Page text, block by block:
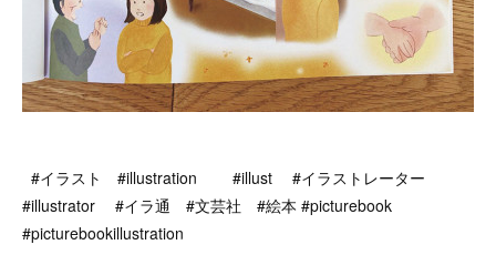
#イラスト #illustration #illust #イラストレーター
#illustrator #イラ通 #文芸社 #絵本 #picturebook
#picturebookillustration